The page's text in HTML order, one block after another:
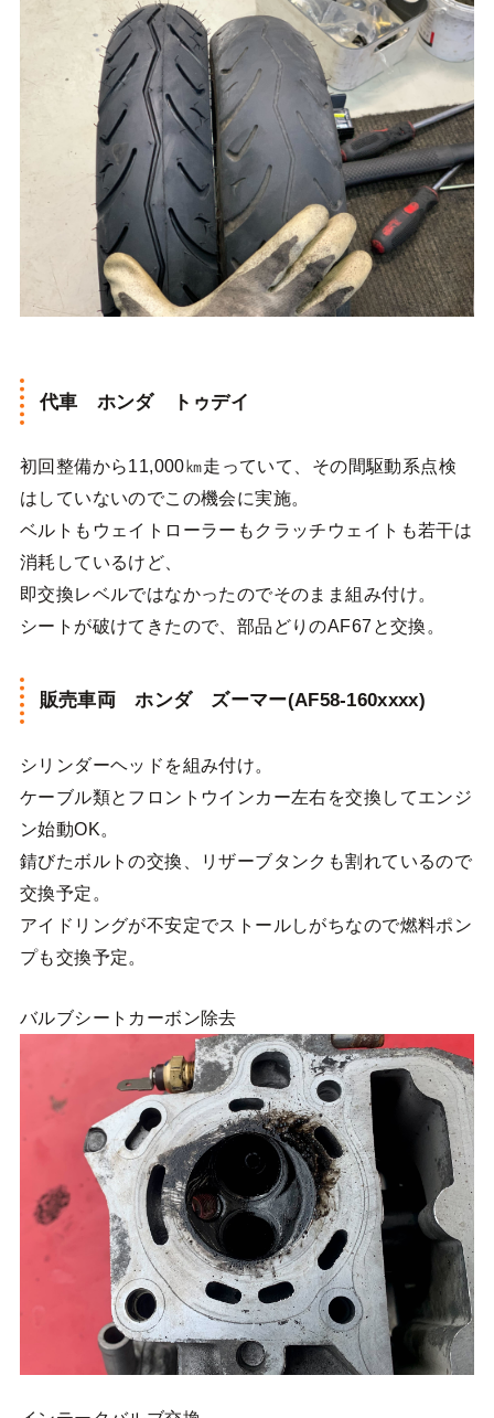
代車 ホンダ トゥデイ
初回整備から11,000㎞走っていて、その間駆動系点検
はしていないのでこの機会に実施。
ベルトもウェイトローラーもクラッチウェイトも若干は
消耗しているけど、
即交換レベルではなかったのでそのまま組み付け。
シートが破けてきたので、部品どりのAF67と交換。
販売車両 ホンダ ズーマー(AF58-160xxxx)
シリンダーヘッドを組み付け。
ケーブル類とフロントウインカー左右を交換してエンジ
ン始動OK。
錆びたボルトの交換、リザーブタンクも割れているので
交換予定。
アイドリングが不安定でストールしがちなので燃料ポン
プも交換予定。
バルブシートカーボン除去